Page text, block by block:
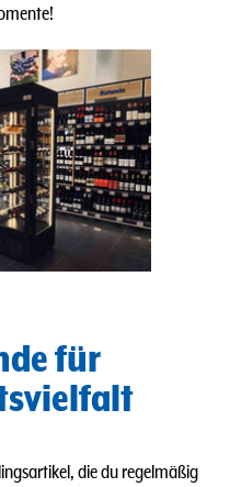
für
die du regelmäßig